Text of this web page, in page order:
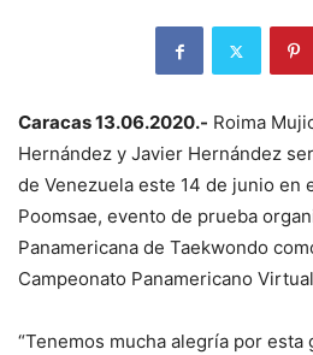
Caracas 13.06.2020.- Roima
Hernández y Javier Hernández
de Venezuela este 14 de junio en
Poomsae, evento de prueba
Panamericana de Taekwondo
Campeonato Panamericano
“Tenemos mucha alegría por